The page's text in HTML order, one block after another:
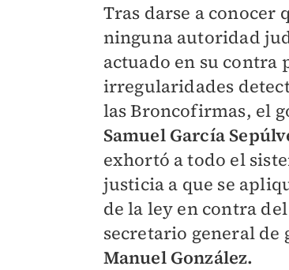
Tras darse a conocer
ninguna autoridad
actuado en su contra
irregularidades
las Broncofirmas, el
Samuel García
exhortó a todo el
justicia a que se
de la ley en contra
secretario general de
Manuel González.